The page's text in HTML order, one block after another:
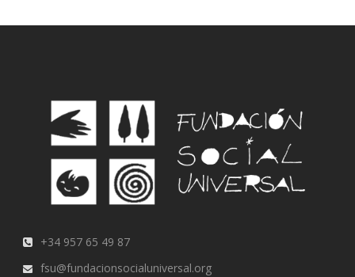
+34 957 65 49 87
fsu@fundacionsocialuniversal.org